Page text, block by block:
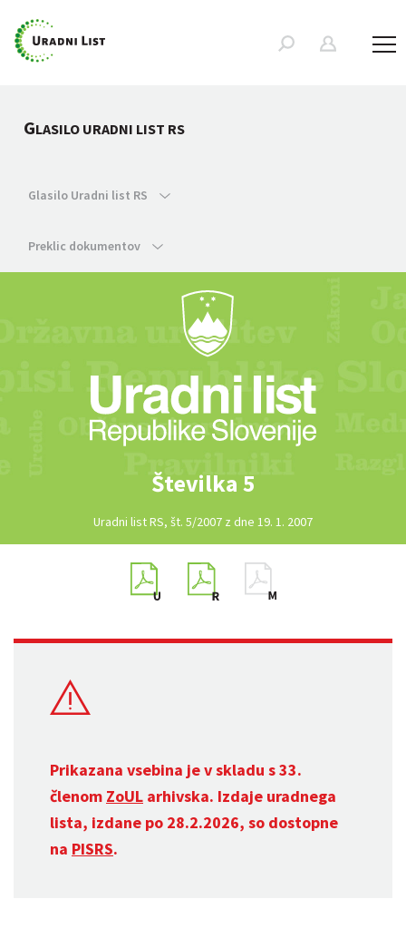
GLASILO URADNI LIST RS
Glasilo Uradni list RS
Preklic dokumentov
Številka 5
Uradni list RS, št. 5/2007 z dne 19. 1. 2007
Prikazana vsebina je v skladu s 33.
členom ZoUL arhivska. Izdaje uradnega
lista, izdane po 28.2.2026, so dostopne
na PISRS.